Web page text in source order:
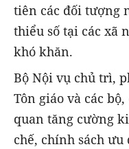
tiên các đối tượng
thiểu số tại các xã
khó khăn.
Bộ Nội vụ chủ trì,
Tôn giáo và các
quan tăng cường
chế, chính sách